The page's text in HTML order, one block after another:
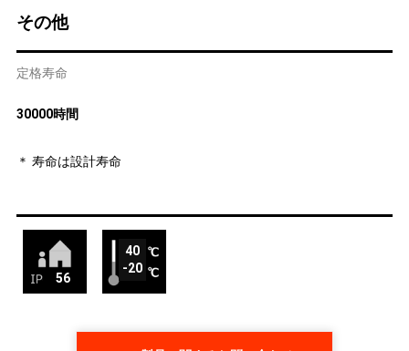
その他
定格寿命
30000時間
＊ 寿命は設計寿命
56
40
-20